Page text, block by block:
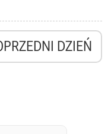
produkcje World of
DZIEŃ